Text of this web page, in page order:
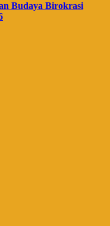
Budaya Birokrasi